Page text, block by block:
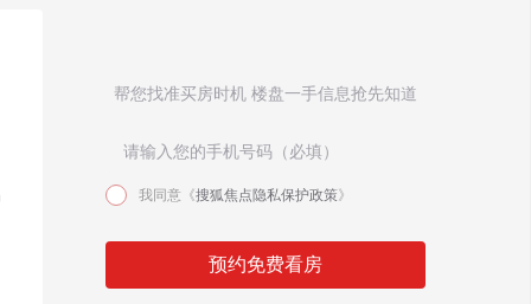
帮您找准买房时机 楼盘一手信息抢先知道
我同意《搜狐焦点隐私保护政策》
预约免费看房